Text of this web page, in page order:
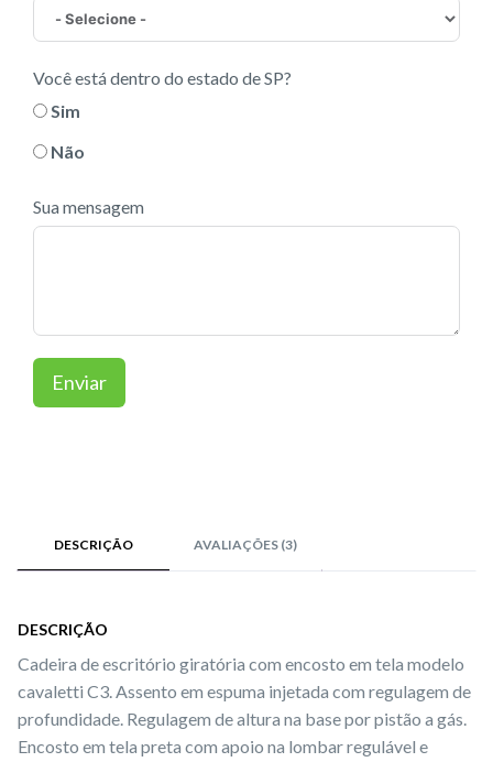
Você está dentro do estado de SP?
Sim
Não
Sua mensagem
Enviar
DESCRIÇÃO AVALIAÇÕES (3)
DESCRIÇÃO
Cadeira de escritório giratória com encosto em tela modelo
cavaletti C3. Assento em espuma injetada com regulagem de
profundidade. Regulagem de altura na base por pistão a gás.
Encosto em tela preta com apoio na lombar regulável e